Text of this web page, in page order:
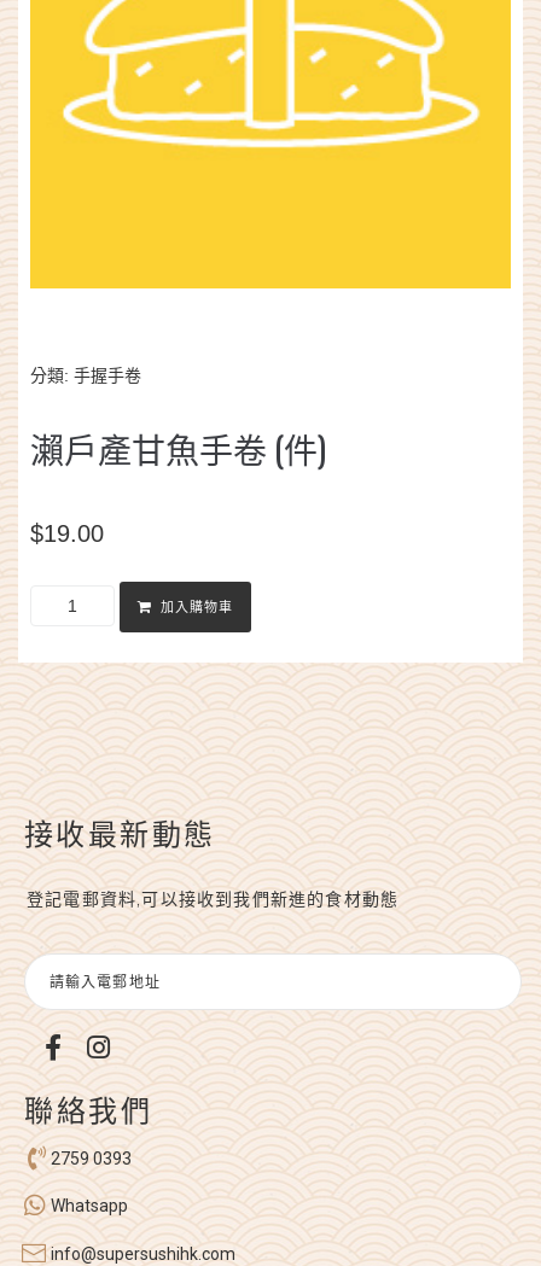
分類: 手握手卷
瀨戶產甘魚手卷 (件)
$19.00
加入購物車
接收最新動態
登記電郵資料,可以接收到我們新進的食材動態
聯絡我們
2759 0393
Whatsapp
info@supersushihk.com